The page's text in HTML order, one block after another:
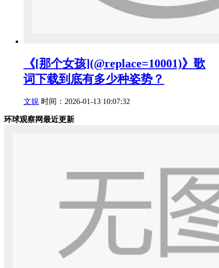
《[那个女孩](@replace=10001)》歌
词下载到底有多少种姿势？
文娱 时间：2026-01-13 10:07:32
环球观察网最近更新